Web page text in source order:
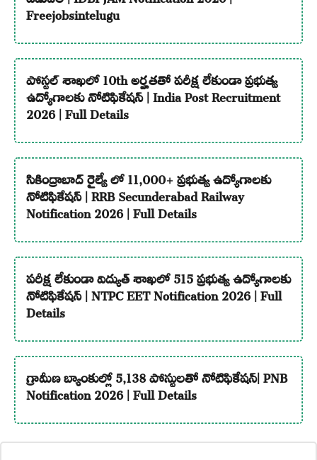
Freejobsintelugu
పోస్టల్ శాఖలో 10th అర్హతతో పరీక్ష లేకుండా ప్రభుత్వ
ఉద్యోగాలకు నోటిఫికేషన్ | India Post Recruitment
2026 | Full Details
సికింద్రాబాద్ రైల్వే లో 11,000+ ప్రభుత్వ ఉద్యోగాలకు
నోటిఫికేషన్ | RRB Secunderabad Railway
Notification 2026 | Full Details
పరీక్ష లేకుండా విద్యుత్ శాఖలో 515 ప్రభుత్వ ఉద్యోగాలకు
నోటిఫికేషన్ | NTPC EET Notification 2026 | Full
Details
గ్రామీణ బ్యాంకుల్లో 5,138 పోస్టులతో నోటిఫికేషన్| PNB
Notification 2026 | Full Details